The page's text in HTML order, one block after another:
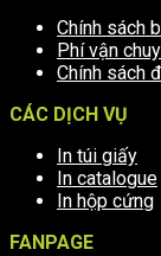
Chính sách
Phí vận
Chính sách
CÁC DỊCH VỤ
In túi giấy
In catalogue
In hộp cứng
FANPAGE